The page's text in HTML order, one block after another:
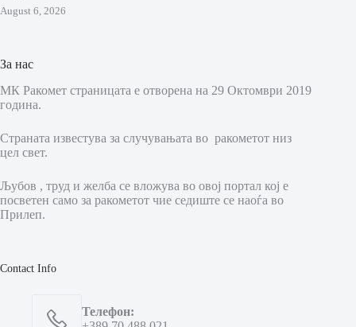
August 6, 2026
За нас
МК Ракомет страницата е отворена на 29 Октомври 2019
година.
Страната известува за случувањата во ракометот низ
цел свет.
Љубов , труд и желба се вложува во овој портал кој е
посветен само за ракометот чие седиште се наоѓа во
Прилеп.
Contact Info
Телефон: